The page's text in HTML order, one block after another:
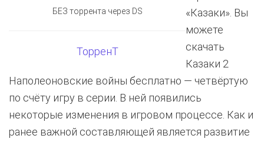
БЕЗ торрента через DS
ТорренТ
«Казаки». Вы
можете
скачать
Казаки 2
Наполеоновские войны бесплатно — четвёртую
по счёту игру в серии. В ней появились
некоторые изменения в игровом процессе. Как и
ранее важной составляющей является развитие